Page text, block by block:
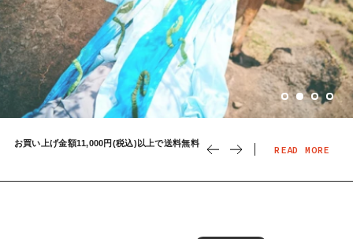
)以上で送料無料
ご注文ごとにノベルティ“Made in Kibera
READ MORE